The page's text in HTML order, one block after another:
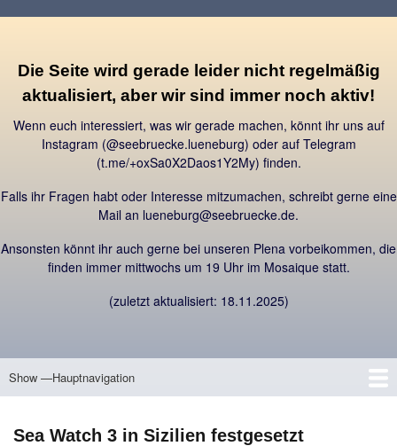
Inhalt
Die Seite wird gerade leider nicht regelmäßig
aktualisiert, aber wir sind immer noch aktiv!
Wenn euch interessiert, was wir gerade machen, könnt ihr uns auf
Instagram (@seebruecke.lueneburg) oder auf Telegram
(t.me/+oxSa0X2Daos1Y2My) finden.
Falls ihr Fragen habt oder Interesse mitzumachen, schreibt gerne eine
Mail an lueneburg@seebruecke.de.
Ansonsten könnt ihr auch gerne bei unseren Plena vorbeikommen, die
finden immer mittwochs um 19 Uhr im Mosaique statt.
(zuletzt aktualisiert: 18.11.2025)
Hauptnavigation
Show —Hauptnavigation
Sea Watch 3 in Sizilien festgesetzt